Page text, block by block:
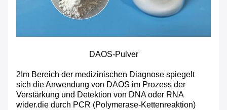
DAOS-Pulver
2Im Bereich der medizinischen Diagnose spiegelt
sich die Anwendung von DAOS im Prozess der
Verstärkung und Detektion von DNA oder RNA
wider.die durch PCR (Polymerase-Kettenreaktion)